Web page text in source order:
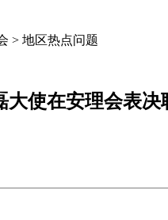
> 地区热点问题
大使在安理会表